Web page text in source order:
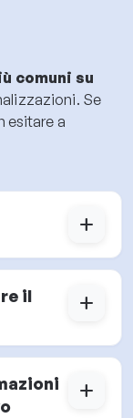
comuni su
Se
esitare a
add
il
add
add